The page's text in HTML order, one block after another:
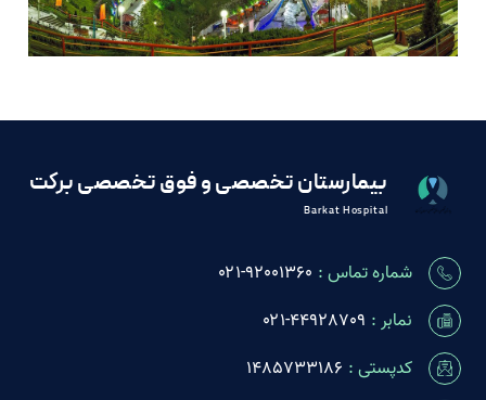
بیمارستان تخصصی و فوق تخصصی برکت
Barkat Hospital
شماره تماس : ٩٢٠٠١٣۶٠-۰۲۱
نمابر : ۰۲۱-44928709
کدپستی : 1485733186